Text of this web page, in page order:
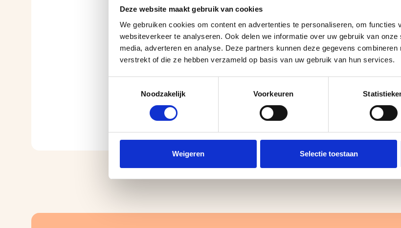
Deze website maakt gebruik van cookies
We gebruiken cookies om content en advertenties te personaliseren, om functies
websiteverkeer te analyseren. Ook delen we informatie over uw gebruik van
media, adverteren en analyse. Deze partners kunnen deze gegevens
verstrekt of die ze hebben verzameld op basis van uw gebruik van hun services.
Noodzakelijk
Voorkeuren
Weigeren Selectie toestaan
E-mailadres
Download het whitepaper